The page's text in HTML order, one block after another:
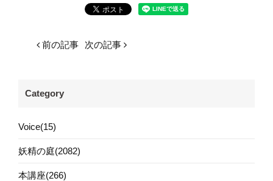
前の記事 次の記事
Category
Voice(15)
妖精の庭(2082)
本講座(266)